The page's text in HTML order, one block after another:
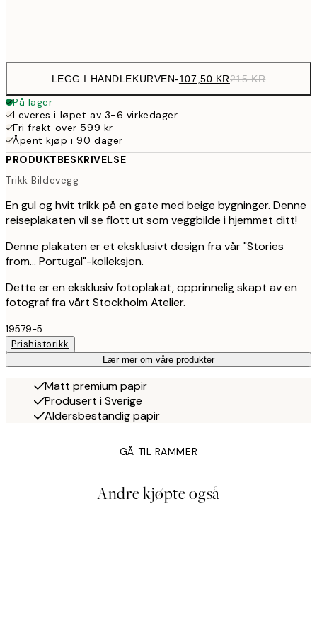
LEGG I HANDLEKURVEN-107,50 KR215 KR
På lager
Leveres i løpet av 3-6 virkedager
Fri frakt over 599 kr
Åpent kjøp i 90 dager
PRODUKTBESKRIVELSE
Trikk Bildevegg
En gul og hvit trikk på en gate med beige bygninger. Denne
reiseplakaten vil se flott ut som veggbilde i hjemmet ditt!
Denne plakaten er et eksklusivt design fra vår "Stories
from... Portugal"-kolleksjon.
Dette er en eksklusiv fotoplakat, opprinnelig skapt av en
fotograf fra vårt Stockholm Atelier.
19579-5
Prishistorikk
Lær mer om våre produkter
Matt premium papir
Produsert i Sverige
Aldersbestandig papir
GÅ TIL RAMMER
Andre kjøpte også